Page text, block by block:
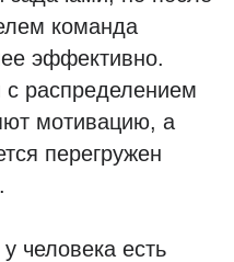
команда
эффективно.
распределением
мотивацию, а
перегружен
человека есть